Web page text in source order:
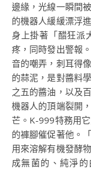
邊緣，光線一瞬間
的機器人緩緩漂浮
身上掛著「醋狂派
疼，同時發出警報
音的嘲弄，刺耳得
的蒜泥，是對醬料
之五的醬油，以及
機器人的頂端裂開
芒。K-999特務用
的褲腳催促著他。
用來溶解有機發酵
成無菌的、純淨